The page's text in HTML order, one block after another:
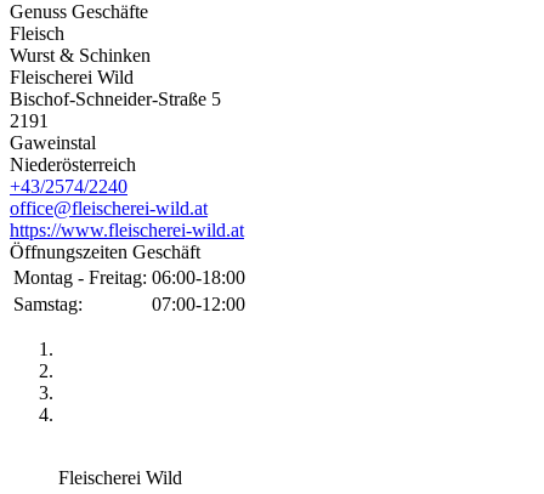
Genuss Geschäfte
Fleisch
Wurst & Schinken
Fleischerei Wild
Bischof-Schneider-Straße 5
2191
Gaweinstal
Niederösterreich
+43/2574/2240
office@fleischerei-wild.at
https://www.fleischerei-wild.at
Öffnungszeiten Geschäft
Montag - Freitag: 06:00-18:00
Samstag:
07:00-12:00
Fleischerei Wild